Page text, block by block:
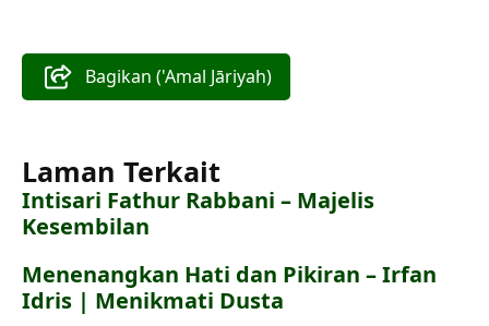
Bagikan ('Amal Jāriyah)
Laman Terkait
Intisari Fathur Rabbani – Majelis
Kesembilan
Menenangkan Hati dan Pikiran – Irfan
Idris | Menikmati Dusta